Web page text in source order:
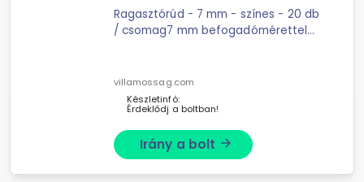
Ragasztórúd - 7 mm - színes - 20 db
/ csomag7 mm befogadómérettel
megolvad, amely a pisztoly ...
villamossag.com
Készletinfó:
Érdeklődj a boltban!
Irány a bolt arrow_forward